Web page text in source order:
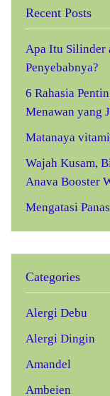
Recent Posts
Apa Itu Silinder
Penyebabnya?
6 Rahasia
Menawan yang
Matanaya
Wajah Kusam,
Anava Booster
Mengatasi
Categories
Alergi Debu
Alergi Dingin
Amandel
Ambeien